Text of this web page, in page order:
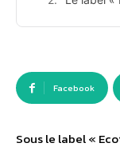
Facebook
Sous le label «